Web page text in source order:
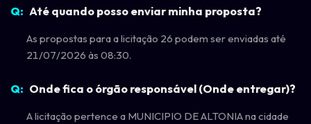
Até quando posso enviar minha proposta?
As propostas para a licitação 26 podem ser enviadas até
21/07/2026 às 08:30.
Onde fica o órgão responsável (Onde entregar)?
A licitação pertence a MUNICIPIO DE ALTONIA na cidade